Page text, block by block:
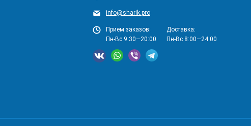
info@sharik.pro
Прием заказов:
Пн-Вс 9:30—20:00
Доставка:
Пн-Вс 8:00—24:00